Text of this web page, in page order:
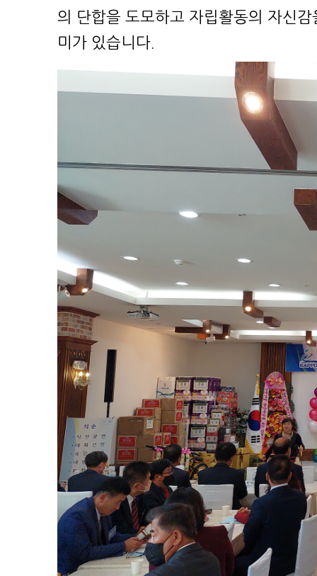
의
단합을 도모하고 자립활동의 자신
미가 있습니다.